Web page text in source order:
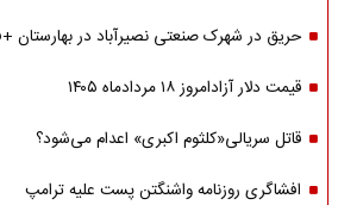
حریق در شهرک صنعتی نصیرآباد در بهارستان
قیمت دلار آزادامروز ۱۸ مردادماه ۱۴۰۵
قاتل سریالی«کلثوم اکبری» اعدام می‌شود؟
افشاگری روزنامه واشنگتن پست علیه ترامپ